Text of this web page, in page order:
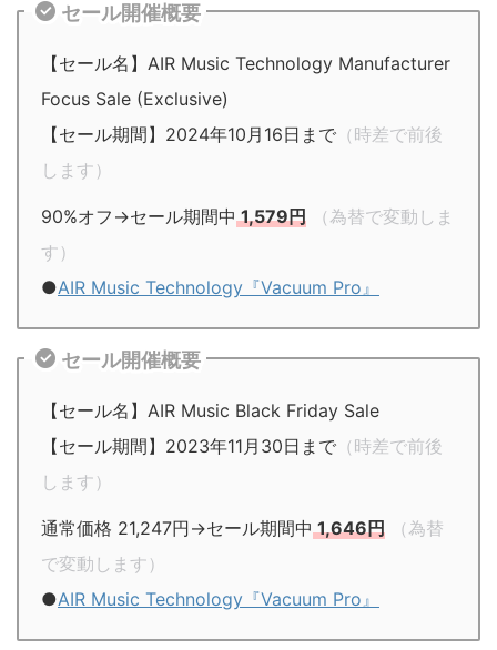
セール開催概要
【セール名】AIR Music Technology Manufacturer
Focus Sale (Exclusive)
【セール期間】2024年10月16日まで （時差で前後
します）
90%オフ→セール期間中1,579円
（為替で変動しま
す）
●AIR Music Technology『Vacuum Pro』
セール開催概要
【セール名】AIR Music Black Friday Sale
【セール期間】2023年11月30日まで （時差で前後
します）
通常価格 21,247円→セール期間中1,646円
（為替
で変動します）
●AIR Music Technology『Vacuum Pro』